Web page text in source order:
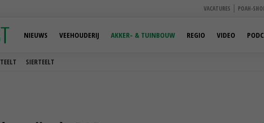
VACATURES POAH-
SIERTEELT
NIEUWS VEEHOUDERIJ AKKER- & TUINBOUW REGIO VIDEO